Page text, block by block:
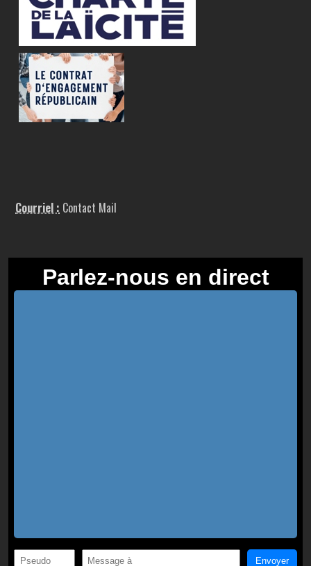
Courriel : Contact Mail